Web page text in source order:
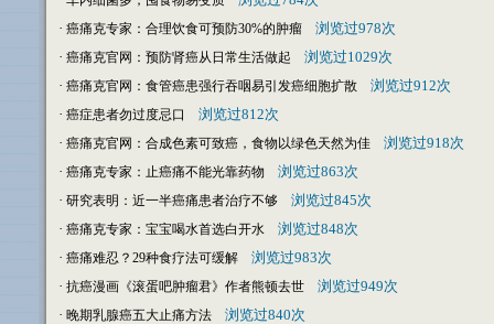
· 癌痛克专家：合理饮食可预防30%的肿瘤
浏览过978次
· 癌痛克官网：预防肾癌从日常生活做起
浏览过1029次
· 癌痛克官网：食管癌患强行吞咽易引发癌细胞扩散
浏览过912次
· 癌症患者勿过度忌口
浏览过812次
· 癌痛克官网：合成色素可致癌，食物以绿色天然为佳
浏览过918次
· 癌痛克专家：止癌痛不能光靠药物
浏览过863次
· 研究表明：近一半癌痛患者治疗不够
浏览过845次
· 癌痛克专家：宝宝喝水首选白开水
浏览过848次
· 癌痛难忍？29种食疗法可缓解
浏览过983次
· 抗癌漫画《滚蛋吧肿瘤君》作者熊顿去世
浏览过949次
· 晚期乳腺癌五大止痛方法
浏览过840次